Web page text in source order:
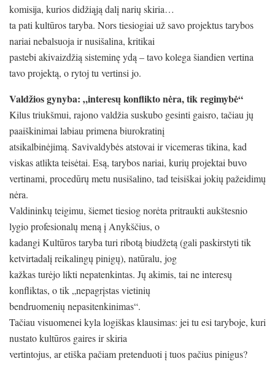
komisija, kurios didžiąją dalį narių skiria…
ta pati kultūros taryba. Nors tiesiogiai už savo projektus tarybos
nariai nebalsuoja ir nusišalina, kritikai
pastebi akivaizdžią sisteminę ydą – tavo kolega šiandien vertina
tavo projektą, o rytoj tu vertinsi jo.
Valdžios gynyba: „interesų konflikto nėra, tik regimybė“
Kilus triukšmui, rajono valdžia suskubo gesinti gaisro, tačiau jų
paaiškinimai labiau primena biurokratinį
atsikalbinėjimą. Savivaldybės atstovai ir vicemeras tikina, kad
viskas atlikta teisėtai. Esą, tarybos nariai, kurių projektai buvo
vertinami, procedūrų metu nusišalino, tad teisiškai jokių pažeidimų
nėra.
Valdininkų teigimu, šiemet tiesiog norėta pritraukti aukštesnio
lygio profesionalų meną į Anykščius, o
kadangi Kultūros taryba turi ribotą biudžetą (gali paskirstyti tik
ketvirtadalį reikalingų pinigų), natūralu, jog
kažkas turėjo likti nepatenkintas. Jų akimis, tai ne interesų
konfliktas, o tik „nepagrįstas vietinių
bendruomenių nepasitenkinimas“.
Tačiau visuomenei kyla logiškas klausimas: jei tu esi taryboje, kuri
nustato kultūros gaires ir skiria
vertintojus, ar etiška pačiam pretenduoti į tuos pačius pinigus?